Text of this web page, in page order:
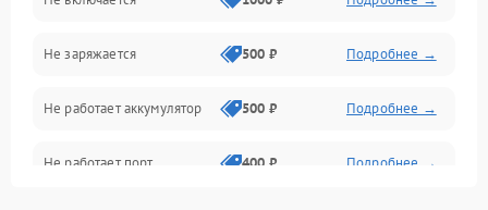
Объективы
Программные сбои
Коммуникации и интерфейсы
Не заряжается 500 ₽ Подробнее →
Не работает аккумулятор 500 ₽ Подробнее →
Не работает порт 400 ₽ Подробнее →